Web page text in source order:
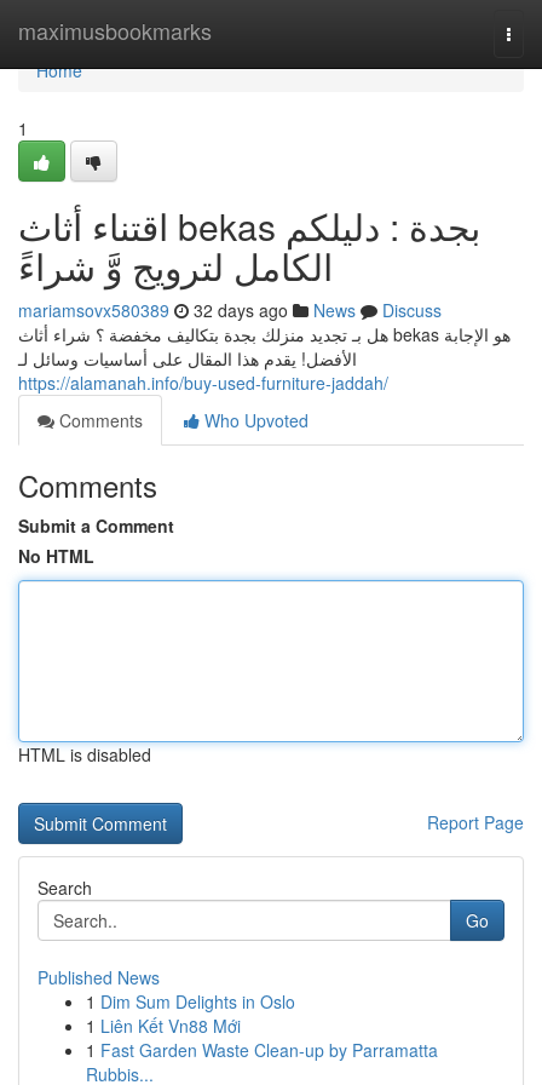
maximusbookmarks
Home
Home
1
اقتناء أثاث bekas بجدة : دليلكم
الكامل لترويج وَّ شراءً
mariamsovx580389 32 days ago News
Discuss
هل بـ تجديد منزلك بجدة بتكاليف مخفضة ؟ شراء أثاث bekas هو الإجابة
الأفضل! يقدم هذا المقال على أساسيات وسائل لـ
https://alamanah.info/buy-used-furniture-jaddah/
Comments
Who Upvoted
Comments
Submit a Comment
No HTML
HTML is disabled
Report Page
Search
Go
Published News
1 Dim Sum Delights in Oslo
1 Liên Kết Vn88 Mới
1 Fast Garden Waste Clean-up by Parramatta
Rubbis...